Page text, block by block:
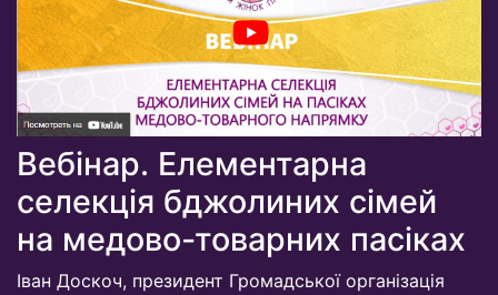
Вебінар. Елементарна
селекція бджолиних сімей
на медово-товарних пасіках
Іван Доскоч, президент Громадської організація